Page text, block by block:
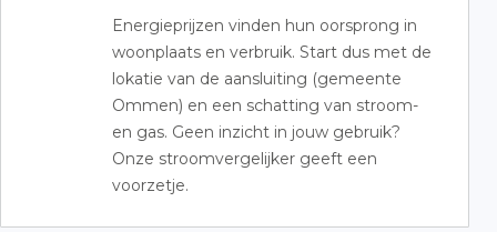
Energieprijzen vinden hun oorsprong in
woonplaats en verbruik. Start dus met de
lokatie van de aansluiting (gemeente
Ommen) en een schatting van stroom-
en gas. Geen inzicht in jouw gebruik?
Onze stroomvergelijker geeft een
voorzetje.